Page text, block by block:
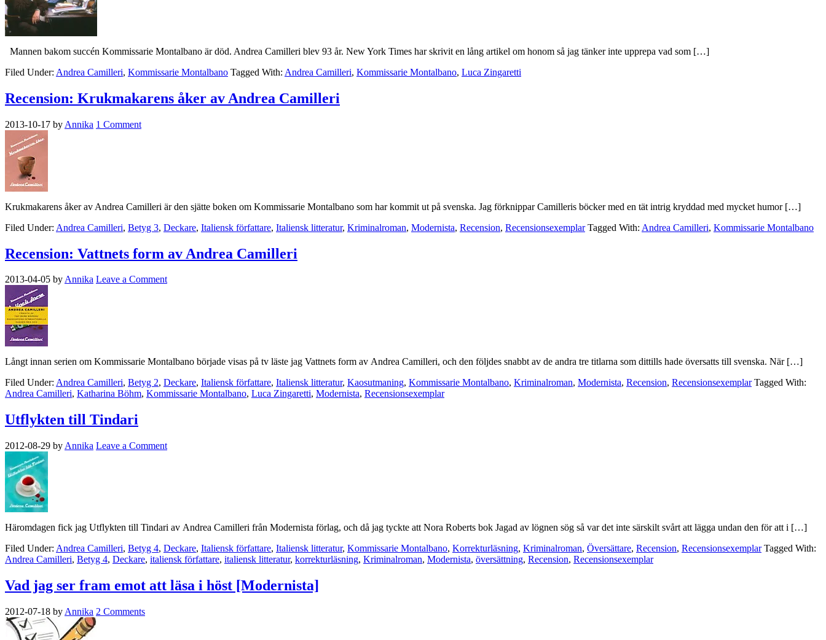
Mannen bakom succén Kommissarie Montalbano är död. Andrea Camilleri blev 93 år. New York Times har skrivit en lång artikel om honom så jag tänker inte upprepa vad som […]
Filed Under: Andrea Camilleri, Kommissarie Montalbano Tagged With: Andrea Camilleri, Kommissarie Montalbano, Luca Zingaretti
Recension: Krukmakarens åker av Andrea Camilleri
2013-10-17 by Annika 1 Comment
Krukmakarens åker av Andrea Camilleri är den sjätte boken om Kommissarie Montalbano som har kommit ut på svenska. Jag förknippar Camilleris böcker med en tät intrig kryddad med mycket humor […]
Filed Under: Andrea Camilleri, Betyg 3, Deckare, Italiensk författare, Italiensk litteratur, Kriminalroman, Modernista, Recension, Recensionsexemplar Tagged With: Andrea Camilleri, Kommissarie Montalbano
Recension: Vattnets form av Andrea Camilleri
2013-04-05 byAnnika Leave a Comment
Långt innan serien om Kommissarie Montalbano började visas på tv läste jag Vattnets form av Andrea Camilleri, och den följdes snabbt av de andra tre titlarna som dittills hade översatts till svenska. När […]
Filed Under: Andrea Camilleri, Betyg 2, Deckare, Italiensk författare, Italiensk litteratur, Kaosutmaning, Kommissarie Montalbano, Kriminalroman, Modernista, Recension, Recensionsexemplar Tagged With:
Andrea Camilleri, Katharina Böhm, Kommissarie Montalbano, Luca Zingaretti, Modernista, Recensionsexemplar
Utflykten till Tindari
2012-08-29 by Annika Leave a Comment
Häromdagen fick jag Utflykten till Tindari av Andrea Camilleri från Modernista förlag, och då jag tyckte att Nora Roberts bok Jagad av lögnen sög så var det inte särskilt svårt att lägga undan den för att i […]
Filed Under: Andrea Camilleri, Betyg 4, Deckare, Italiensk författare, Italiensk litteratur, Kommissarie Montalbano, Korrekturläsning, Kriminalroman, Översättare, Recension, Recensionsexemplar Tagged With:
Andrea Camilleri, Betyg 4, Deckare, italiensk författare, italiensk litteratur, korrekturläsning, Kriminalroman, Modernista, översättning, Recension, Recensionsexemplar
Vad jag ser fram emot att läsa i höst [Modernista]
2012-07-18 by Annika 2 Comments